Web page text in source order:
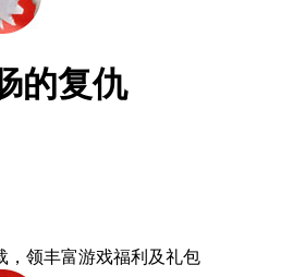
的复仇
，领丰富游戏福利 及礼包